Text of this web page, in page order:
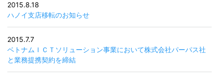
2015.8.18
ハノイ支店移転のお知らせ
2015.7.7
ベトナムＩＣＴソリューション事業において株式会社パーパス社
と業務提携契約を締結